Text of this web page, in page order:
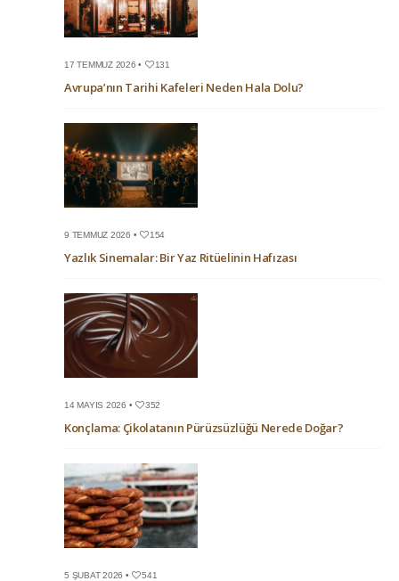
17 TEMMUZ 2026 • 131
Avrupa’nın Tarihi Kafeleri Neden Hala Dolu?
9 TEMMUZ 2026 • 154
Yazlık Sinemalar: Bir Yaz Ritüelinin Hafızası
14 MAYIS 2026 • 352
Konçlama: Çikolatanın Pürüzsüzlüğü Nerede Doğar?
5 ŞUBAT 2026 • 541